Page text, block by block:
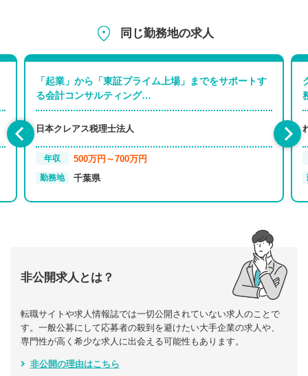
同じ勤務地の求人
「起業」から「東証プライム上場」までをサポートす
る会計コンサルティング…
日本クレアス税理士法人
年収 500万円～700万円
勤務地 千葉県
非公開求人とは？
転職サイトや求人情報誌では一切公開されていない求人のことで
す。一般公募にして応募者の殺到を避けたい大手企業の求人や、
専門性が高く希少な求人に出会える可能性もあります。
非公開の理由はこちら